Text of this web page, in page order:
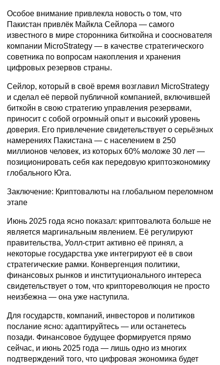
Особое внимание привлекла новость о том, что
Пакистан привлёк Майкла Сейлора — самого
известного в мире сторонника биткойна и сооснователя
компании MicroStrategy — в качестве стратегического
советника по вопросам накопления и хранения
цифровых резервов страны.
Сейлор, который в своё время возглавил MicroStrategy
и сделал её первой публичной компанией, включившей
биткойн в свою стратегию управления резервами,
приносит с собой огромный опыт и высокий уровень
доверия. Его привлечение свидетельствует о серьёзных
намерениях Пакистана — с населением в 250
миллионов человек, из которых 60% моложе 30 лет —
позиционировать себя как передовую криптоэкономику
глобального Юга.
Заключение: Криптовалюты на глобальном переломном
этапе
Июнь 2025 года ясно показал: криптовалюта больше не
является маргинальным явлением. Её регулируют
правительства, Уолл-стрит активно её принял, а
некоторые государства уже интегрируют её в свои
стратегические рамки. Конвергенция политики,
финансовых рынков и институционального интереса
свидетельствует о том, что криптореволюция не просто
неизбежна — она уже наступила.
Для государств, компаний, инвесторов и политиков
послание ясно: адаптируйтесь — или останетесь
позади. Финансовое будущее формируется прямо
сейчас, и июнь 2025 года — лишь одно из многих
подтверждений того, что цифровая экономика будет